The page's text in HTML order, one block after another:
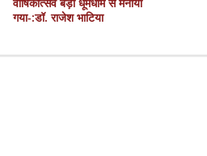
गया-:डॉ. राजेश भाटिया